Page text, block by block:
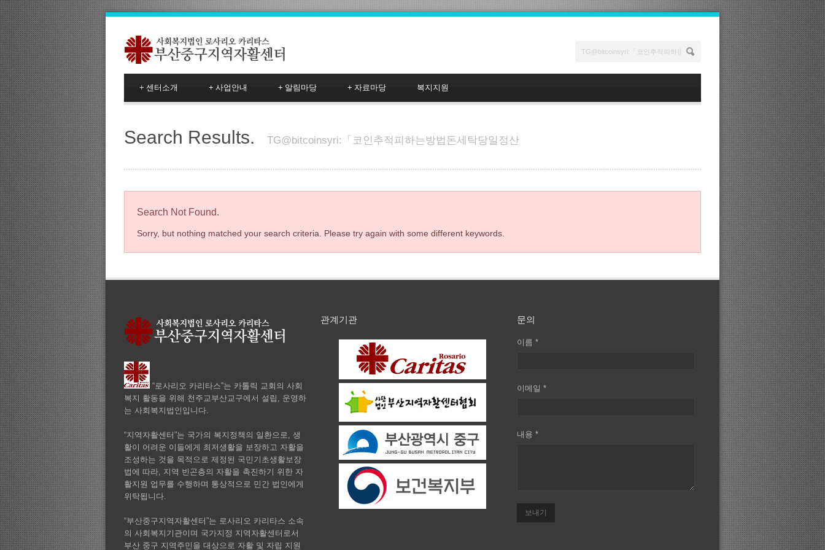
센터소개
+ 사업안내
+ 알림마당
+ 자료마당
+ 복지지원
Search Results. TG@bitcoinsyri:「코인추적피하는방법돈세탁당일정산
Search Not Found.
Sorry, but nothing matched your search criteria. Please try again with some different keywords.
“로사리오 카리타스”는 카톨릭 교회의 사회
복지 활동을 위해 천주교부산교구에서 설립, 운영하
는 사회복지법인입니다.
“지역자활센터”는 국가의 복지정책의 일환으로, 생
활이 어려운 이들에게 최저생활을 보장하고 자활을
조성하는 것을 목적으로 제정된 국민기초생활보장
법에 따라, 지역 빈곤층의 자활을 촉진하기 위한 자
활지원 업무를 수행하며 통상적으로 민간 법인에게
위탁됩니다.
“부산중구지역자활센터”는 로사리오 카리타스 소속
의 사회복지기관이며 국가지정 지역자활센터로서
부산 중구 지역주민을 대상으로 자활 및 자립 지원
관계기관 문의
이름 *
이메일 *
내용 *
보내기